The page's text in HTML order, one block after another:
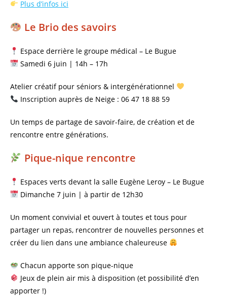
Plus d’infos ici
Le Brio des savoirs
Espace derrière le groupe médical – Le Bugue
Samedi 6 juin | 14h – 17h
Atelier créatif pour séniors & intergénérationnel
Inscription auprès de Neige : 06 47 18 88 59
Un temps de partage de savoir-faire, de création et de
rencontre entre générations.
Pique-nique rencontre
Espaces verts devant la salle Eugène Leroy – Le Bugue
Dimanche 7 juin | à partir de 12h30
Un moment convivial et ouvert à toutes et tous pour
partager un repas, rencontrer de nouvelles personnes et
créer du lien dans une ambiance chaleureuse
Chacun apporte son pique-nique
Jeux de plein air mis à disposition (et possibilité d’en
apporter !)